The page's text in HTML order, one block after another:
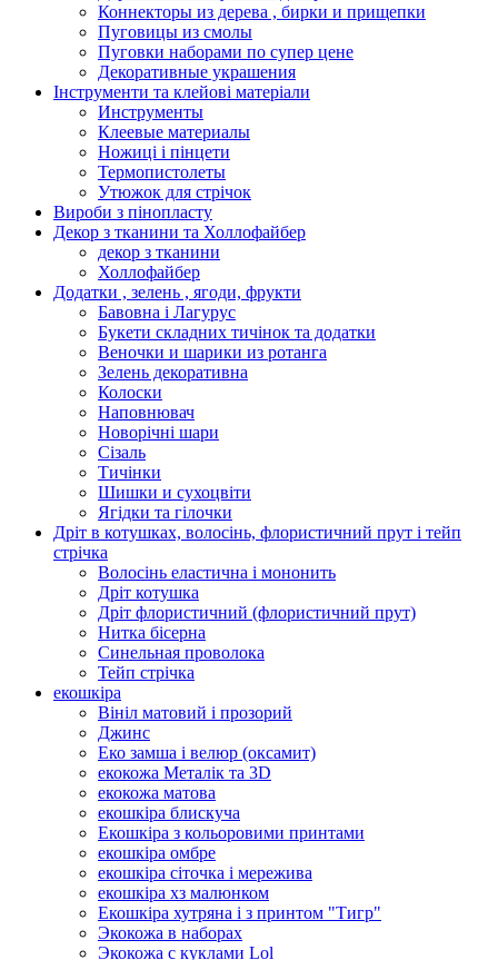
Коннекторы из дерева , бирки и прищепки
Пуговицы из смолы
Пуговки наборами по супер цене
Декоративные украшения
Інструменти та клейові матеріали
Инструменты
Клеевые материалы
Ножиці і пінцети
Термопистолеты
Утюжок для стрічок
Вироби з пінопласту
Декор з тканини та Холлофайбер
декор з тканини
Холлофайбер
Додатки , зелень , ягоди, фрукти
Бавовна і Лагурус
Букети складних тичінок та додатки
Веночки и шарики из ротанга
Зелень декоративна
Колоски
Наповнювач
Новорічні шари
Сізаль
Тичінки
Шишки и сухоцвіти
Ягідки та гілочки
Дріт в котушках, волосінь, флористичний прут і тейп
стрічка
Волосінь еластична і мононить
Дріт котушка
Дріт флористичний (флористичний прут)
Нитка бісерна
Синельная проволока
Тейп стрічка
екошкіра
Вініл матовий і прозорий
Джинс
Еко замша і велюр (оксамит)
екокожа Металік та 3D
екокожа матова
екошкіра блискуча
Екошкіра з кольоровими принтами
екошкіра омбре
екошкіра сіточка і мережива
екошкіра хз малюнком
Екошкіра хутряна і з принтом "Тигр"
Экокожа в наборах
Экокожа с куклами Lol